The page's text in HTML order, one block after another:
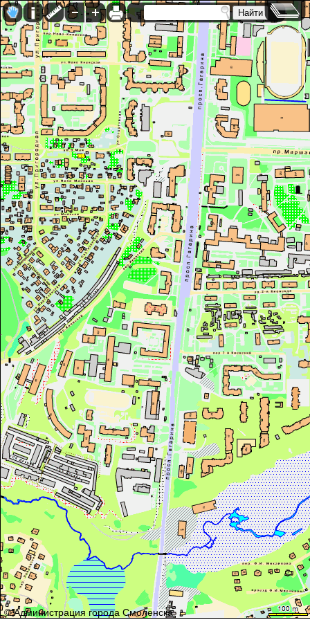
© Администрация города Смоленска